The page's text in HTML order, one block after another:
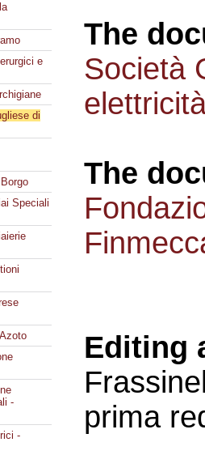
e
di
Speciali
-
-
The
Società
The
Editing
prima